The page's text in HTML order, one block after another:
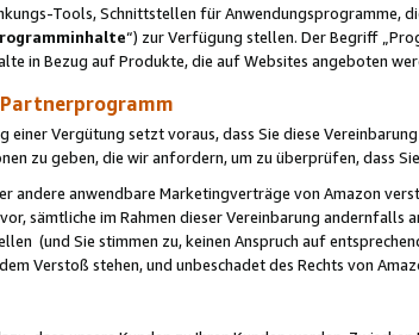
Tools, Schnittstellen für Anwendungsprogramme,
“) zur Verfügung stellen. Der Begriff
in Bezug auf Produkte, die auf Websites angeboten
Vergütung setzt voraus, dass Sie diese
zu geben, die wir anfordern, um zu überprüfen, dass
andere anwendbare Marketingverträge von Amazon
sämtliche im Rahmen dieser Vereinbarung
(und Sie stimmen zu, keinen Anspruch auf
Verstoß stehen, und unbeschadet des Rechts von